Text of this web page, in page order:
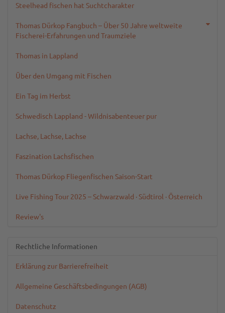
Steelhead fischen hat Suchtcharakter
Thomas Dürkop Fangbuch – Über 50 Jahre weltweite
Fischerei-Erfahrungen und Traumziele
Thomas in Lappland
Über den Umgang mit Fischen
Ein Tag im Herbst
Schwedisch Lappland - Wildnisabenteuer pur
Lachse, Lachse, Lachse
Faszination Lachsfischen
Thomas Dürkop Fliegenfischen Saison-Start
Live Fishing Tour 2025 – Schwarzwald · Südtirol · Österreich
Review's
Rechtliche Informationen
Erklärung zur Barrierefreiheit
Allgemeine Geschäftsbedingungen (AGB)
Datenschutz